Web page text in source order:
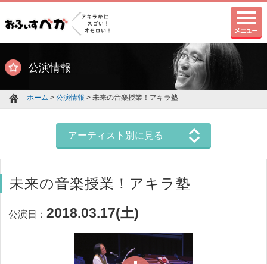
公演情報
ホーム > 公演情報 > 未来の音楽授業！アキラ塾
アーティスト別に見る
未来の音楽授業！アキラ塾
公演日：2018.03.17(土)